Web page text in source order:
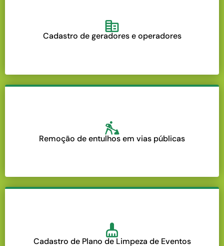
Cadastro de geradores e operadores
Remoção de entulhos em vias públicas
Cadastro de Plano de Limpeza de Eventos